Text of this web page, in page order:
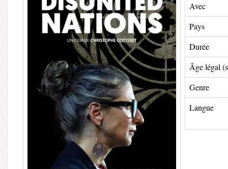
Avec
Pays
Durée
Âge légal
Genre
Langue